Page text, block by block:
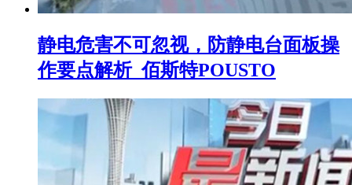
静电危害不可忽视，防静电台面板操
作要点解析_佰斯特POUSTO